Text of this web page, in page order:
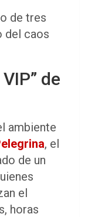
de tres
del caos
de
ambiente
, el
de un
el
horas